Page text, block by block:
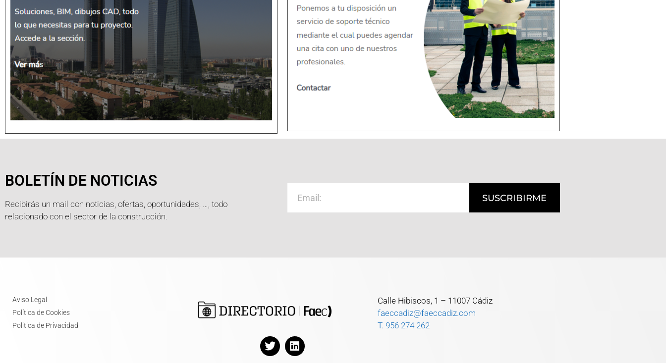
BOLETÍN DE NOTICIAS
Recibirás un mail con noticias, ofertas, oportunidades, …, todo
relacionado con el sector de la construcción.
SUSCRIBIRME
Aviso Legal
Política de Cookies
Politica de Privacidad
Calle Hibiscos, 1 – 11007 Cádiz
faeccadiz@faeccadiz.com
T. 956 274 262